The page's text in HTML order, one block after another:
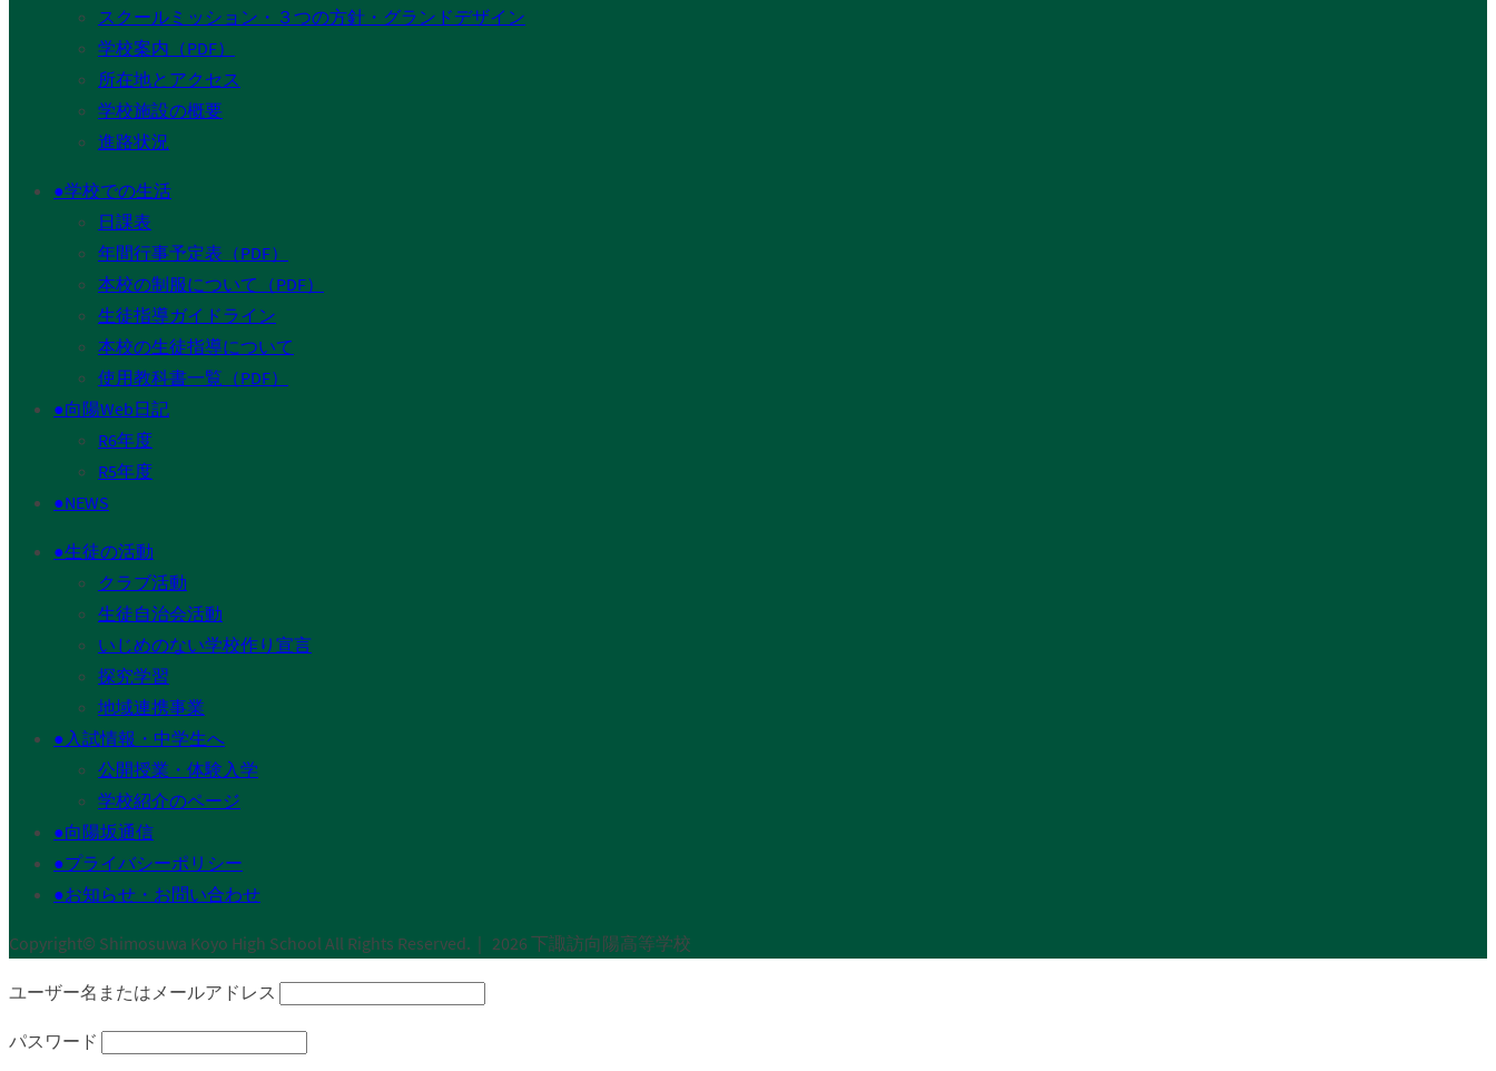
スクールミッション・３つの方針・グランドデザイン
学校案内（PDF）
所在地とアクセス
学校施設の概要
進路状況
●学校での生活
日課表
年間行事予定表（PDF）
本校の制服について（PDF）
生徒指導ガイドライン
本校の生徒指導について
使用教科書一覧（PDF）
●向陽Web日記
R6年度
R5年度
●NEWS
●生徒の活動
クラブ活動
生徒自治会活動
いじめのない学校作り宣言
探究学習
地域連携事業
●入試情報・中学生へ
公開授業・体験入学
学校紹介のページ
●向陽坂通信
●プライバシーポリシー
●お知らせ・お問い合わせ
Copyright© Shimosuwa Koyo High School All Rights Reserved.｜ 2026 下諏訪向陽高等学校
ユーザー名またはメールアドレス
パスワード